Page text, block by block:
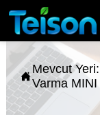

Mevcut Yeri:
Varma MINI